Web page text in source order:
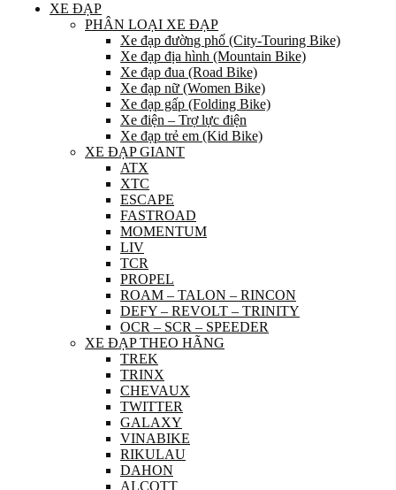
XE ĐẠP
PHÂN LOẠI XE ĐẠP
Xe đạp đường phố (City-Touring Bike)
Xe đạp địa hình (Mountain Bike)
Xe đạp đua (Road Bike)
Xe đạp nữ (Women Bike)
Xe đạp gấp (Folding Bike)
Xe điện – Trợ lực điện
Xe đạp trẻ em (Kid Bike)
XE ĐẠP GIANT
ATX
XTC
ESCAPE
FASTROAD
MOMENTUM
LIV
TCR
PROPEL
ROAM – TALON – RINCON
DEFY – REVOLT – TRINITY
OCR – SCR – SPEEDER
XE ĐẠP THEO HÃNG
TREK
TRINX
CHEVAUX
TWITTER
GALAXY
VINABIKE
RIKULAU
DAHON
ALCOTT